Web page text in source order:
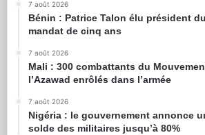
7 août 2026
Bénin : Patrice Talon élu président
mandat de cinq ans
7 août 2026
Mali : 300 combattants du
l’Azawad enrôlés dans l’armée
7 août 2026
Nigéria : le gouvernement annonce
solde des militaires jusqu’à 80%